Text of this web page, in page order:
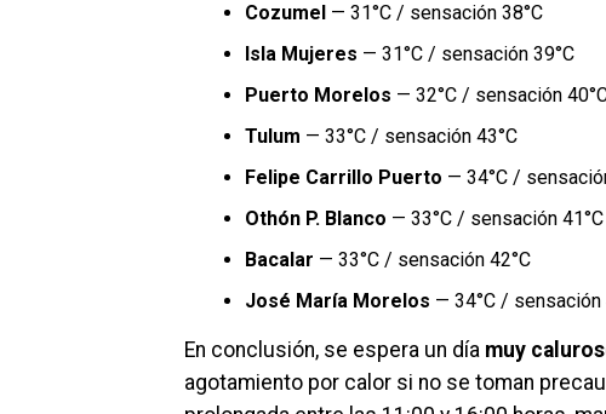
Cozumel — 31°C / sensación 38°C
Isla Mujeres — 31°C / sensación 39°C
Puerto Morelos — 32°C / sensación
Tulum — 33°C / sensación 43°C
Felipe Carrillo Puerto — 34°C /
Othón P. Blanco — 33°C / sensación 41°C
Bacalar — 33°C / sensación 42°C
José María Morelos — 34°C / sensación
En conclusión, se espera un día muy
agotamiento por calor si no se toman